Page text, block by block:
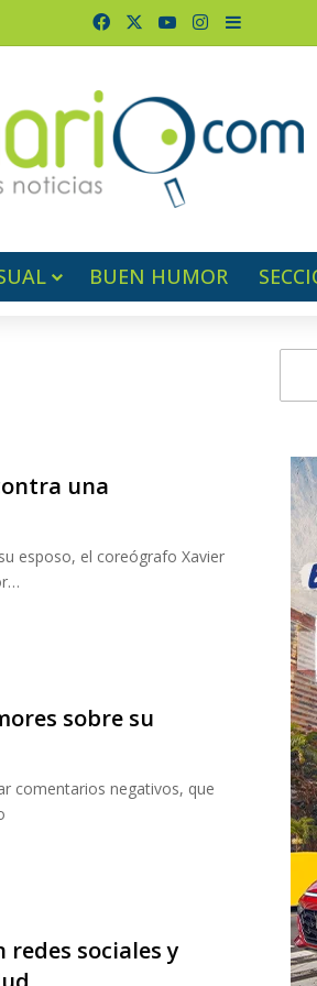
FacebookYouTubeInstagram
Barra
BUEN HUMOR
una
esposo, el coreógrafo Xavier
sobre su
comentarios negativos, que
sociales y